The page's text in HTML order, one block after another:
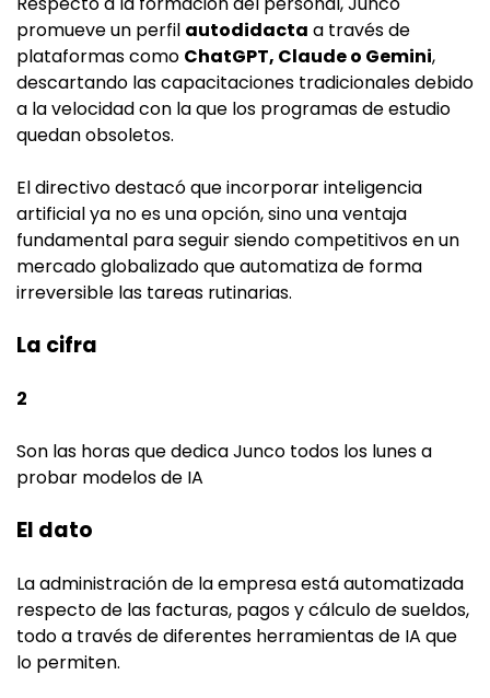
promueve un perfil autodidacta a través de
plataformas como ChatGPT, Claude o Gemini,
descartando las capacitaciones tradicionales debido
a la velocidad con la que los programas de estudio
quedan obsoletos.
El directivo destacó que incorporar inteligencia
artificial ya no es una opción, sino una ventaja
fundamental para seguir siendo competitivos en un
mercado globalizado que automatiza de forma
irreversible las tareas rutinarias.
La cifra
2
Son las horas que dedica Junco todos los lunes a
probar modelos de IA
El dato
La administración de la empresa está automatizada
respecto de las facturas, pagos y cálculo de sueldos,
todo a través de diferentes herramientas de IA que
lo permiten.